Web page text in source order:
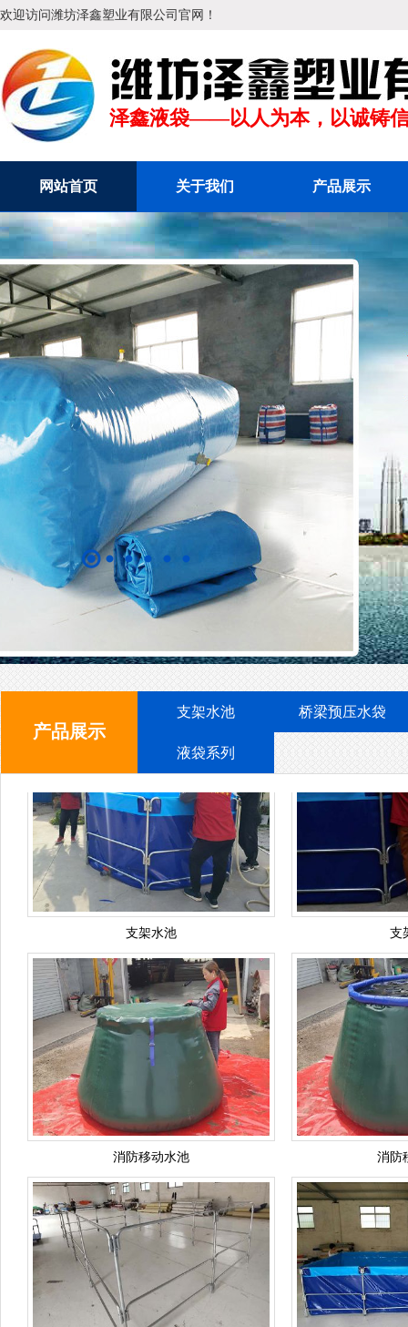
欢迎访问潍坊泽鑫塑业有限公司官网！
泽鑫液袋——以人为本，以诚铸
网站首页 关于我们 产品展示
产品展示
支架水池 桥梁预压水袋
液袋系列
消防移动水池
支架水池
支架水池 支
支架水池 支
支架水池 支
消防移动水池 消防